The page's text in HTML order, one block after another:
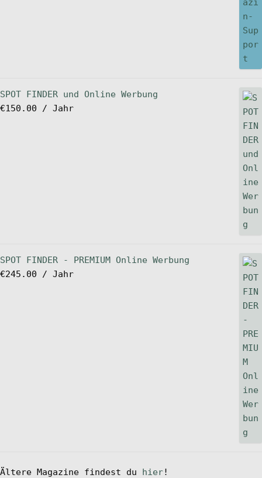
SPOT FINDER und Online Werbung
€150.00 / Jahr
SPOT FINDER - PREMIUM Online Werbung
€245.00 / Jahr
Ältere Magazine findest du hier!